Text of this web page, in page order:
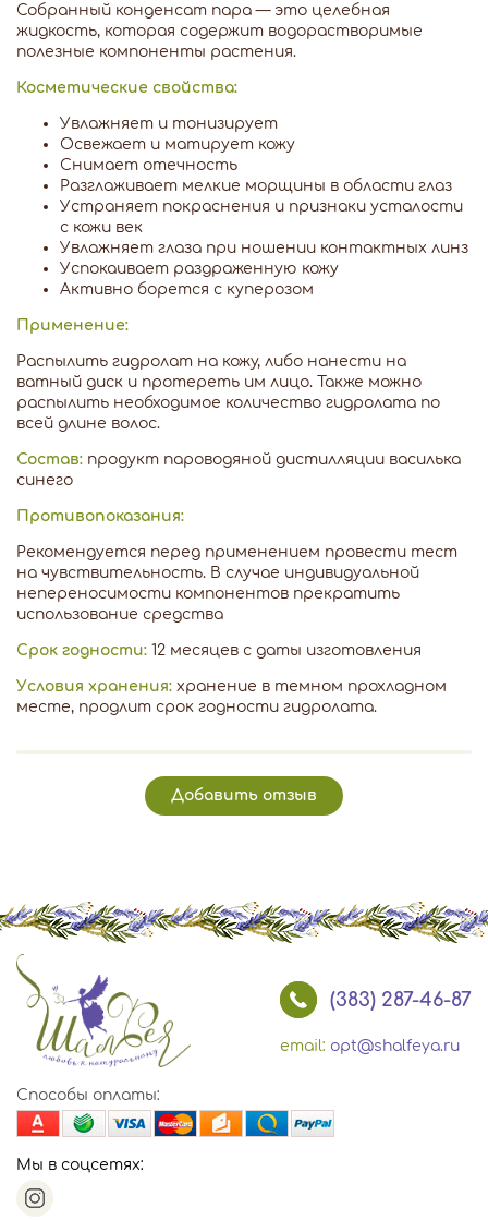
Собранный конденсат пара — это целебная
жидкость, которая содержит водорастворимые
полезные компоненты растения.
Косметические свойства:
Увлажняет и тонизирует
Освежает и матирует кожу
Снимает отечность
Разглаживает мелкие морщины в области глаз
Устраняет покраснения и признаки усталости
с кожи век
Увлажняет глаза при ношении контактных линз
Успокаивает раздраженную кожу
Активно борется с куперозом
Применение:
Распылить гидролат на кожу, либо нанести на
ватный диск и протереть им лицо. Также можно
распылить необходимое количество гидролата по
всей длине волос.
Состав: продукт пароводяной дистилляции василька
синего
Противопоказания:
Рекомендуется перед применением провести тест
на чувствительность. В случае индивидуальной
непереносимости компонентов прекратить
использование средства
Срок годности: 12 месяцев с даты изготовления
Условия хранения: хранение в темном прохладном
месте, продлит срок годности гидролата.
Добавить отзыв
(383) 287-46-87
email: opt@shalfeya.ru
Способы оплаты:
Мы в соцсетях: